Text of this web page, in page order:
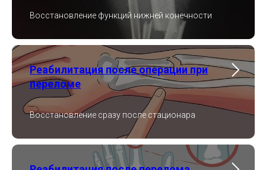
Восстановление функций нижней конечности
Реабилитация после операции при
переломе
Восстановление сразу после стационара